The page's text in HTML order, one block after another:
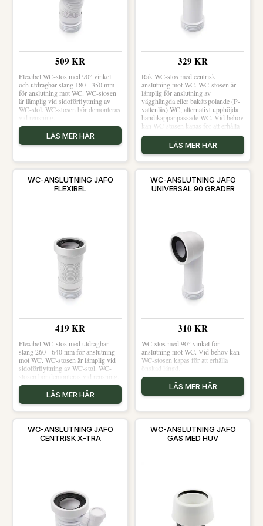
509 KR
Flexibel WC-stos med 90° vinkel
och utdragbar slang 180 - 350 mm
för anslutning mot WC. WC-stosen
är lämplig vid sidoförflyttning av
WC-stol. WC-stosen bör demonteras
vid rensning.
LÄS MER HÄR
329 KR
Rak WC-stos med centrisk
anslutning mot WC. WC-stosen är
lämplig för anslutning av
vägghängda eller bakåtspolande (P-
vattenlås) WC, alternativt upphöjda
handikappanpassade WC. Vid behov
kan WC-stosen kapas för att erhålla
önskad längd.
LÄS MER HÄR
WC-ANSLUTNING JAFO
FLEXIBEL
419 KR
Flexibel WC-stos med utdragbar
slang 260 - 640 mm för anslutning
mot WC. WC-stosen är lämplig vid
sidoförflyttning av WC-stol. WC-
stosen bör demonteras vid rensning.
LÄS MER HÄR
WC-ANSLUTNING JAFO
UNIVERSAL 90 GRADER
310 KR
WC-stos med 90° vinkel för
anslutning mot WC. Vid behov kan
WC-stosen kapas för att erhålla
önskad längd.
LÄS MER HÄR
WC-ANSLUTNING JAFO
CENTRISK X-TRA
WC-ANSLUTNING JAFO
GAS MED HUV